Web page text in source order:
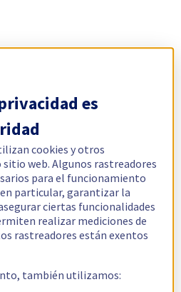
es
cookies y otros
web. Algunos rastreadores
para el funcionamiento
particular, garantizar la
ciertas funcionalidades
realizar mediciones de
rastreadores están exentos
también utilizamos: